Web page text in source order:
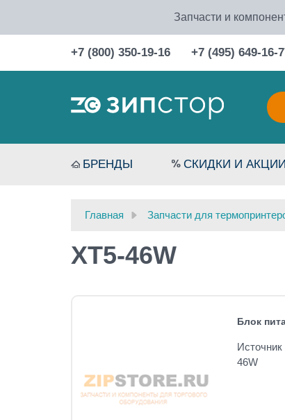
Запчасти и
+7 (800) 350-19-16 +7 (495) 649-16-
БРЕНДЫ СКИДКИ И АКЦИИ
Главная Запчасти для
XT5-46W
Блок
Источник
46W